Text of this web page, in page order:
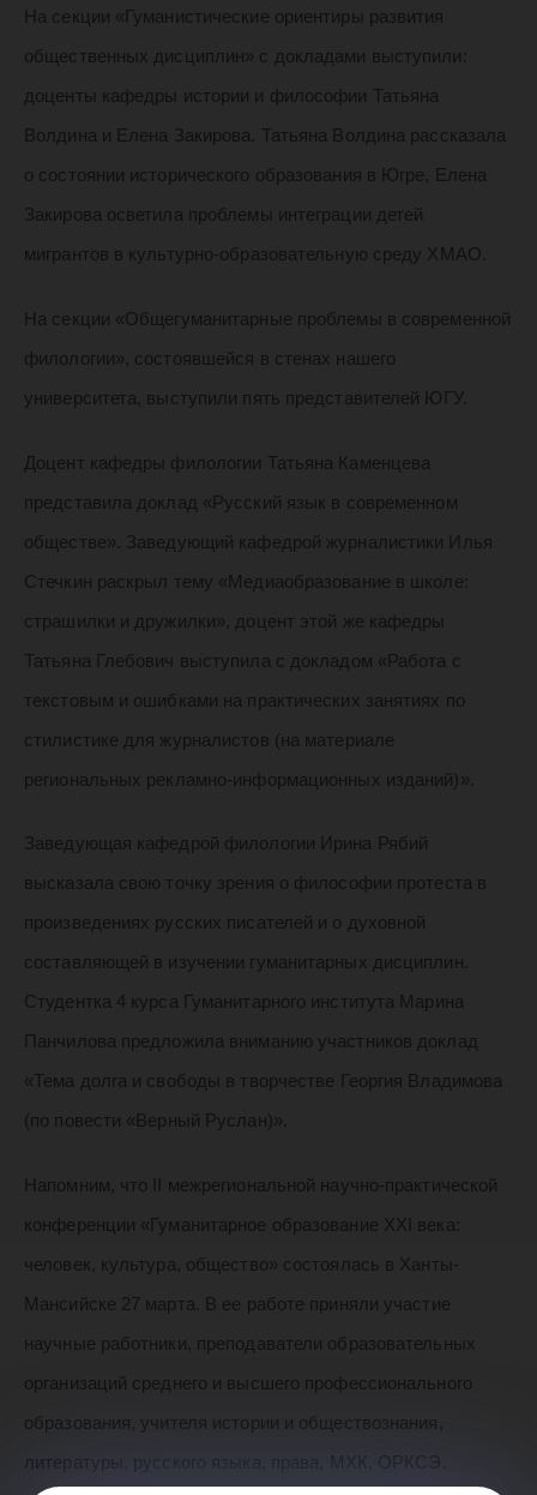
На секции «Гуманистические ориентиры развития
общественных дисциплин» с докладами выступили:
доценты кафедры истории и философии Татьяна
Волдина и Елена Закирова. Татьяна Волдина рассказала
о состоянии исторического образования в Югре, Елена
Закирова осветила проблемы интеграции детей
мигрантов в культурно-образовательную среду ХМАО.
На секции «Общегуманитарные проблемы в современной
филологии», состоявшейся в стенах нашего
университета, выступили пять представителей ЮГУ.
Доцент кафедры филологии Татьяна Каменцева
представила доклад «Русский язык в современном
обществе». Заведующий кафедрой журналистики Илья
Стечкин раскрыл тему «Медиаобразование в школе:
страшилки и дружилки», доцент этой же кафедры
Татьяна Глебович выступила с докладом «Работа с
текстовым и ошибками на практических занятиях по
стилистике для журналистов (на материале
региональных рекламно-информационных изданий)».
Заведующая кафедрой филологии Ирина Рябий
высказала свою точку зрения о философии протеста в
произведениях русских писателей и о духовной
составляющей в изучении гуманитарных дисциплин.
Студентка 4 курса Гуманитарного института Марина
Панчилова предложила вниманию участников доклад
«Тема долга и свободы в творчестве Георгия Владимова
(по повести «Верный Руслан)».
Напомним, что II межрегиональной научно-практической
конференции «Гуманитарное образование XXI века:
человек, культура, общество» состоялась в Ханты-
Мансийске 27 марта. В ее работе приняли участие
научные работники, преподаватели образовательных
организаций среднего и высшего профессионального
образования, учителя истории и обществознания,
литературы, русского языка, права, МХК, ОРКСЭ.